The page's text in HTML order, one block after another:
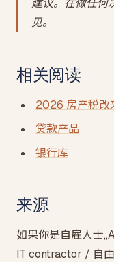
建议。在做任何
见。
相关阅读
2026 房产税改
贷款产品
银行库
来源
如果你是自雇人士
IT contractor / 自